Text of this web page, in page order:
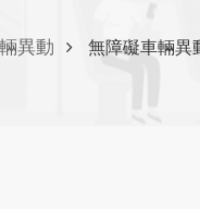
異動 無障礙車輛異